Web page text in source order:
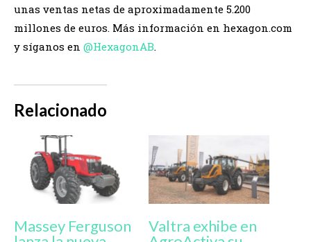
unas ventas netas de aproximadamente 5.200
millones de euros. Más información en hexagon.com
y síganos en @HexagonAB.
Relacionado
Massey Ferguson
Valtra exhibe en